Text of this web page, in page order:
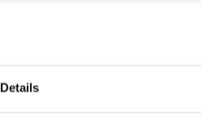
Details